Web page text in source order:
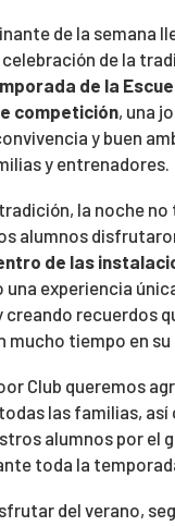
de la semana
de la
de la
competición, una
y buen
y entrenadores.
la noche no
alumnos
de las
experiencia
creando recuerdos
mucho tiempo en
Club queremos
las familias, así
alumnos por el
toda la
del verano,